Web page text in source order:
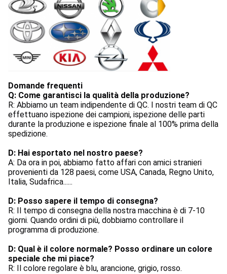
Domande frequenti
Q: Come garantisci la qualità della produzione?
R: Abbiamo un team indipendente di QC. I nostri team di QC
effettuano ispezione dei campioni, ispezione delle parti
durante la produzione e ispezione finale al 100% prima della
spedizione.
D: Hai esportato nel nostro paese?
A: Da ora in poi, abbiamo fatto affari con amici stranieri
provenienti da 128 paesi, come USA, Canada, Regno Unito,
Italia, Sudafrica......
D: Posso sapere il tempo di consegna?
R: Il tempo di consegna della nostra macchina è di 7-10
giorni. Quando ordini di più, dobbiamo controllare il
programma di produzione.
D: Qual è il colore normale? Posso ordinare un colore
speciale che mi piace?
R: Il colore regolare è blu, arancione, grigio, rosso.